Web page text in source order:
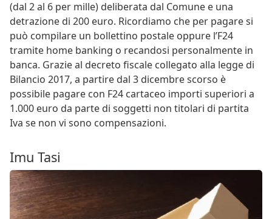
(dal 2 al 6 per mille) deliberata dal Comune e una
detrazione di 200 euro. Ricordiamo che per pagare si
può compilare un bollettino postale oppure l’F24
tramite home banking o recandosi personalmente in
banca. Grazie al decreto fiscale collegato alla legge di
Bilancio 2017, a partire dal 3 dicembre scorso è
possibile pagare con F24 cartaceo importi superiori a
1.000 euro da parte di soggetti non titolari di partita
Iva se non vi sono compensazioni.
Imu Tasi